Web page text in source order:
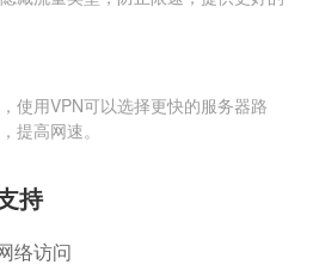
使用VPN可以选择更快的服务器路
提高网速。
持
络访问